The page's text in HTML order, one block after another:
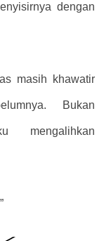
dengan
masih khawatir
Bukan
mengalihkan